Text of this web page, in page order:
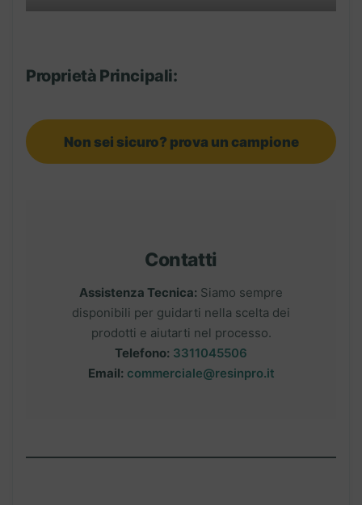
Proprietà Principali:
Non sei sicuro? prova un campione
Contatti
Assistenza Tecnica: Siamo sempre
disponibili per guidarti nella scelta dei
prodotti e aiutarti nel processo.
Telefono: 3311045506
Email: commerciale@resinpro.it